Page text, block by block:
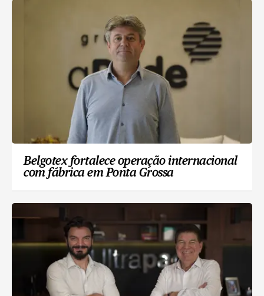
Belgotex fortalece operação internacional
com fábrica em Ponta Grossa